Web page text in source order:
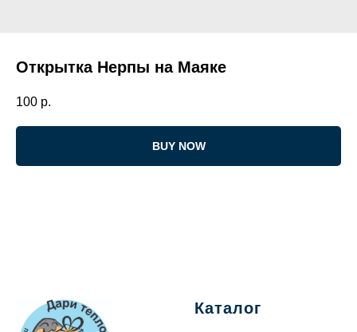
Открытка Нерпы на Маяке
100 р.
BUY NOW
Каталог